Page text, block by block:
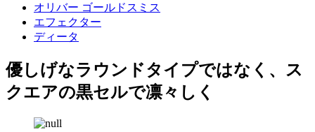
オリバー ゴールドスミス
エフェクター
ディータ
優しげなラウンドタイプではなく、ス
クエアの黒セルで凛々しく